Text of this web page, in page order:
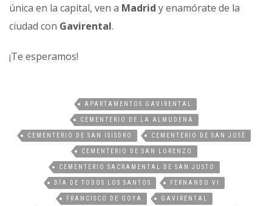
única en la capital, ven a Madrid y enamórate de la
ciudad con Gavirental.
¡Te esperamos!
APARTAMENTOS GAVIRENTAL
CEMENTERIO DE LA ALMUDENA
CEMENTERIO DE SAN ISISDRO CEMENTERIO DE SAN JOSÉ
CEMENTERIO DE SAN LORENZO
CEMENTERIO SACRAMENTAL DE SAN JUSTO
DÍA DE TODOS LOS SANTOS FERNANDO VI
FRANCISCO DE GOYA GAVIRENTAL